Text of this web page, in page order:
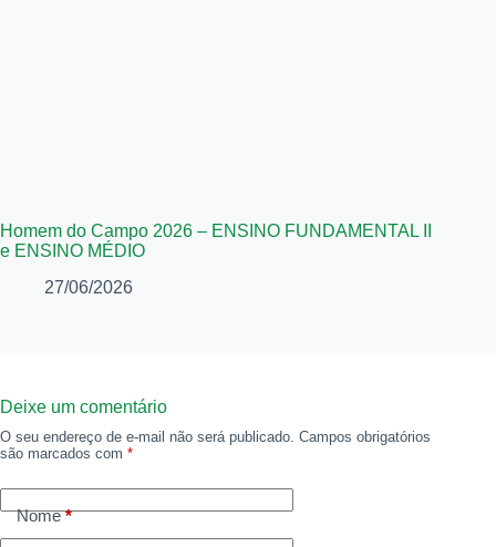
Homem do Campo 2026 – ENSINO FUNDAMENTAL II
e ENSINO MÉDIO
27/06/2026
Deixe um comentário
O seu endereço de e-mail não será publicado. Campos obrigatórios
são marcados com *
Nome*